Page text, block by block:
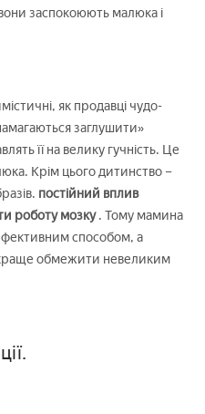
заспокоюють малюка і
як продавці чудо-
заглушити»
її на велику гучність. Це
Крім цього дитинство –
постійний вплив
роботу мозку. Тому мамина
способом, а
краще обмежити невеликим